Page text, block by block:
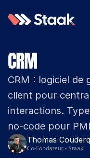
CRM
CRM : logiciel de
client pour
interactions.
no-code pour
Thomas Couderq
Co-Fondateur - Staak